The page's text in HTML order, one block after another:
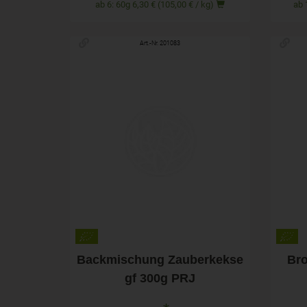
ab 6: 60g 6,30 € (105,00 € / kg)
Art.-Nr. 201083
Backmischung Zauberkekse
gf 300g PRJ